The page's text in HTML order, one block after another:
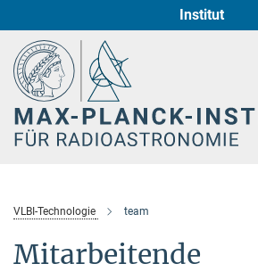
Institut
Radioastronomische
Sternentstehung und
VLBI-Technologie team
Mitarbeitende